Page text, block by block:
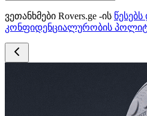
ვეთანხმები Rovers.ge -ის
კონფიდენციალურობის